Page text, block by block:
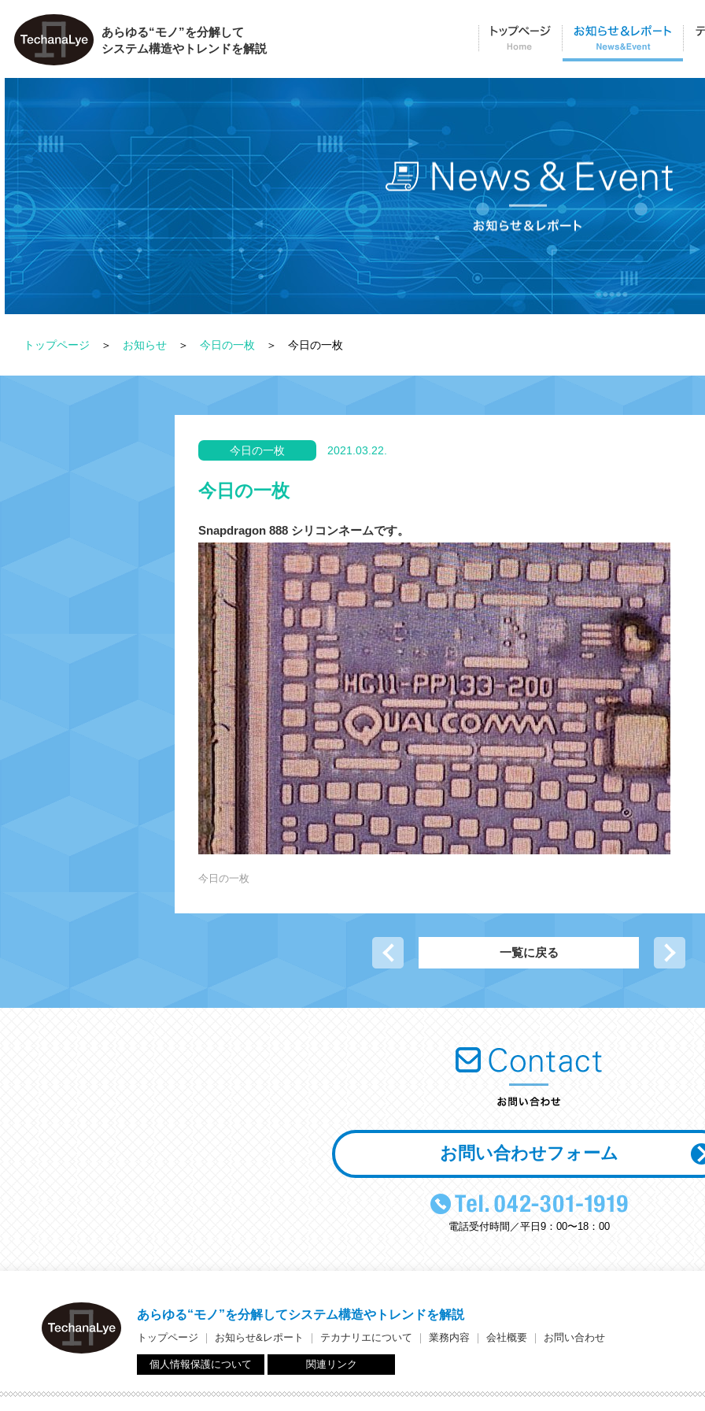
あらゆる“モノ”を分解して
システム構造やトレンドを解説
トップページ お
トップページ お知らせ 今日の一枚 今日の一枚
今日の一枚
今日の一枚 2021.03.22.
Snapdragon 888 シリコンネームです。
今日の一枚
一覧に戻る
お問い合わせフォーム
電話受付時間／平日9：00〜18：00
あらゆる“モノ”を分解してシステム構造やトレンドを解説
トップページ お知らせ&レポート テカナリエについて 業務内容 会社概要 お問い合わせ
個人情報保護について 関連リンク